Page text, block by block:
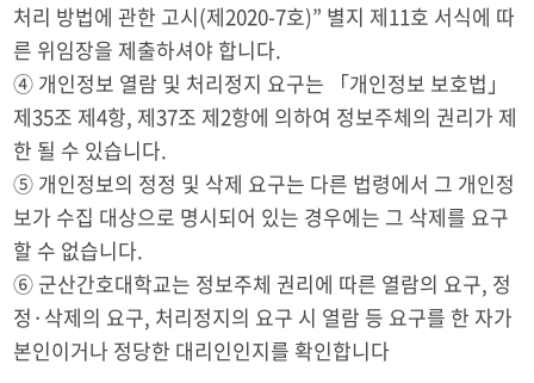
처리 방법에 관한 고시(제2020-7호)” 별지 제11호 서식에 따
른 위임장을 제출하셔야 합니다.
④ 개인정보 열람 및 처리정지 요구는 「개인정보 보호법」
제35조 제4항, 제37조 제2항에 의하여 정보주체의 권리가 제
한 될 수 있습니다.
⑤ 개인정보의 정정 및 삭제 요구는 다른 법령에서 그 개인정
보가 수집 대상으로 명시되어 있는 경우에는 그 삭제를 요구
할 수 없습니다.
⑥ 군산간호대학교는 정보주체 권리에 따른 열람의 요구, 정
정·삭제의 요구, 처리정지의 요구 시 열람 등 요구를 한 자가
본인이거나 정당한 대리인인지를 확인합니다